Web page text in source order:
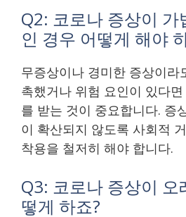
Q2: 코로나 증상이
인 경우 어떻게 해야
무증상이나 경미한 증상이라
촉했거나 위험 요인이 있다
를 받는 것이 중요합니다. 증
이 확산되지 않도록 사회적
착용을 철저히 해야 합니다.
Q3: 코로나 증상이 오
떻게 하죠?